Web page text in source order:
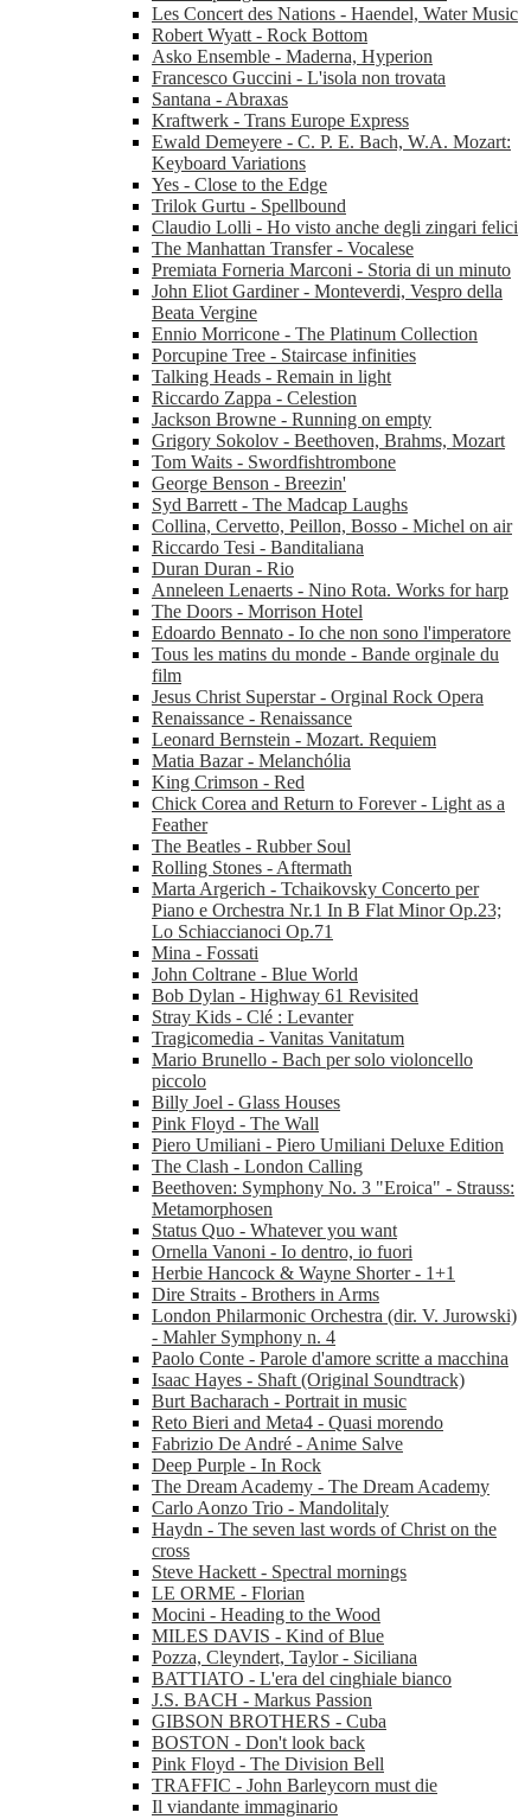
Les Concert des Nations - Haendel, Water Music
Robert Wyatt - Rock Bottom
Asko Ensemble - Maderna, Hyperion
Francesco Guccini - L'isola non trovata
Santana - Abraxas
Kraftwerk - Trans Europe Express
Ewald Demeyere - C. P. E. Bach, W.A. Mozart:
Keyboard Variations
Yes - Close to the Edge
Trilok Gurtu - Spellbound
Claudio Lolli - Ho visto anche degli zingari felici
The Manhattan Transfer - Vocalese
Premiata Forneria Marconi - Storia di un minuto
John Eliot Gardiner - Monteverdi, Vespro della
Beata Vergine
Ennio Morricone - The Platinum Collection
Porcupine Tree - Staircase infinities
Talking Heads - Remain in light
Riccardo Zappa - Celestion
Jackson Browne - Running on empty
Grigory Sokolov - Beethoven, Brahms, Mozart
Tom Waits - Swordfishtrombone
George Benson - Breezin'
Syd Barrett - The Madcap Laughs
Collina, Cervetto, Peillon, Bosso - Michel on air
Riccardo Tesi - Banditaliana
Duran Duran - Rio
Anneleen Lenaerts - Nino Rota. Works for harp
The Doors - Morrison Hotel
Edoardo Bennato - Io che non sono l'imperatore
Tous les matins du monde - Bande orginale du
film
Jesus Christ Superstar - Orginal Rock Opera
Renaissance - Renaissance
Leonard Bernstein - Mozart. Requiem
Matia Bazar - Melanchólia
King Crimson - Red
Chick Corea and Return to Forever - Light as a
Feather
The Beatles - Rubber Soul
Rolling Stones - Aftermath
Marta Argerich - Tchaikovsky Concerto per
Piano e Orchestra Nr.1 In B Flat Minor Op.23;
Lo Schiaccianoci Op.71
Mina - Fossati
John Coltrane - Blue World
Bob Dylan - Highway 61 Revisited
Stray Kids - Clé : Levanter
Tragicomedia - Vanitas Vanitatum
Mario Brunello - Bach per solo violoncello
piccolo
Billy Joel - Glass Houses
Pink Floyd - The Wall
Piero Umiliani - Piero Umiliani Deluxe Edition
The Clash - London Calling
Beethoven: Symphony No. 3 "Eroica" - Strauss:
Metamorphosen
Status Quo - Whatever you want
Ornella Vanoni - Io dentro, io fuori
Herbie Hancock & Wayne Shorter - 1+1
Dire Straits - Brothers in Arms
London Philarmonic Orchestra (dir. V. Jurowski)
- Mahler Symphony n. 4
Paolo Conte - Parole d'amore scritte a macchina
Isaac Hayes - Shaft (Original Soundtrack)
Burt Bacharach - Portrait in music
Reto Bieri and Meta4 - Quasi morendo
Fabrizio De André - Anime Salve
Deep Purple - In Rock
The Dream Academy - The Dream Academy
Carlo Aonzo Trio - Mandolitaly
Haydn - The seven last words of Christ on the
cross
Steve Hackett - Spectral mornings
LE ORME - Florian
Mocini - Heading to the Wood
MILES DAVIS - Kind of Blue
Pozza, Cleyndert, Taylor - Siciliana
BATTIATO - L'era del cinghiale bianco
J.S. BACH - Markus Passion
GIBSON BROTHERS - Cuba
BOSTON - Don't look back
Pink Floyd - The Division Bell
TRAFFIC - John Barleycorn must die
Il viandante immaginario